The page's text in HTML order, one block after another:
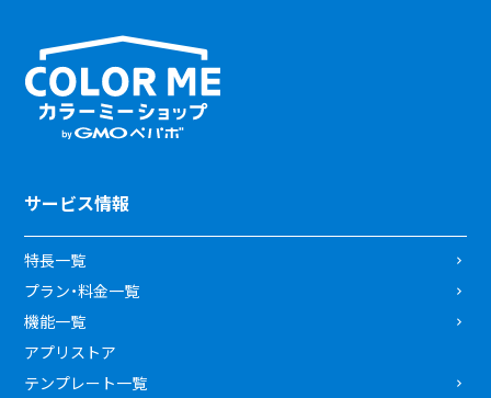
サービス情報
特長一覧
プラン・料金一覧
機能一覧
アプリストア
テンプレート一覧